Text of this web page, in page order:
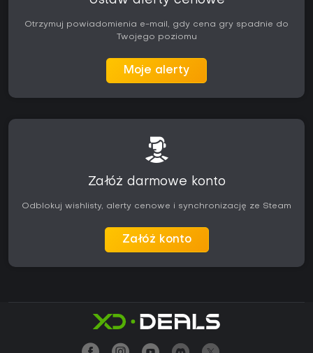
Otrzymuj powiadomienia e-mail, gdy cena gry spadnie do
Twojego poziomu
Moje alerty
Załóż darmowe konto
Odblokuj wishlisty, alerty cenowe i synchronizację ze Steam
Załóż konto